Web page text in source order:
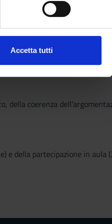
che hai fornito loro o
Accetta tutti
che intendano richiedere
della coerenza
della partecipazione in aula